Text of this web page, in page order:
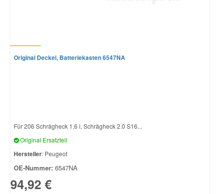
Original Deckel, Batteriekasten 6547NA
Für 206 Schrägheck 1.6 i, Schrägheck 2.0 S16...
Original Ersatzteil
Hersteller: Peugeot
OE-Nummer: 6547NA
94,92 €